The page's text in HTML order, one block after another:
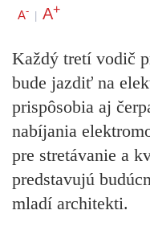
A- | A+
Každý tretí vodič
bude jazdiť na
prispôsobia aj
nabíjania
pre stretávanie a
predstavujú
mladí architekti.